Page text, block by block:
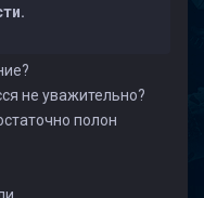
не уважительно?
полон